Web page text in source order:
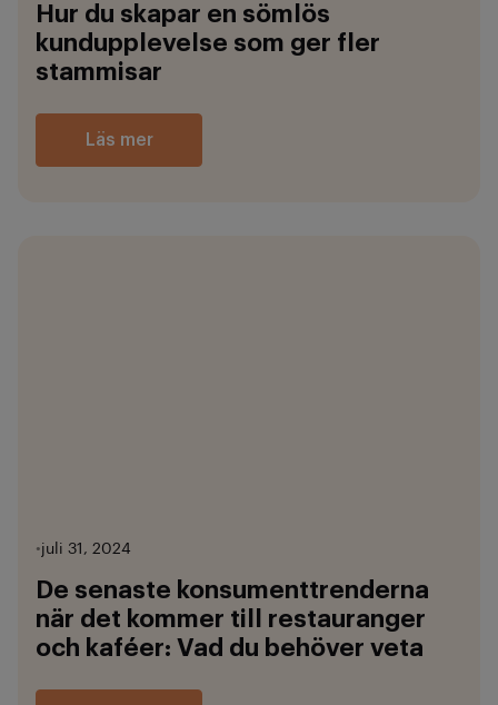
Hur du skapar en sömlös
kundupplevelse som ger fler
stammisar
Läs mer
•juli 31, 2024
De senaste konsumenttrenderna
när det kommer till restauranger
och kaféer: Vad du behöver veta